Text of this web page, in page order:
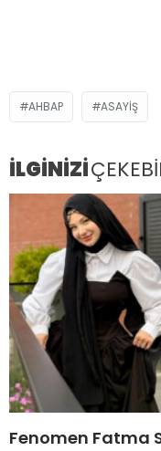
AHBAP ASAYIŞ
İLGİNİZİ
Fenomen Fatma